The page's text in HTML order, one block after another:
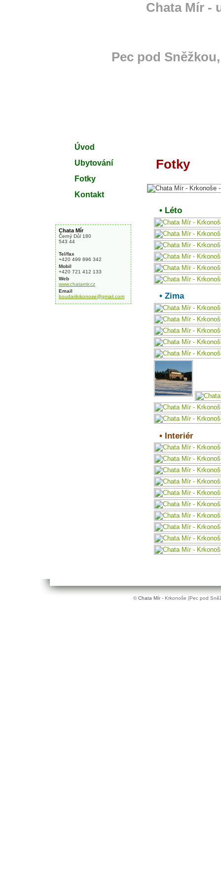
Chata Mír -
Pec pod
Úvod
Ubytování
Fotky
Kontakt
Chata Mír
Černý Důl 180
543 44
Tel/fax
+420 499 896 342
Mobil
+420 721 412 133
Web
www.chatamir.cz
Email
boudarikrkonose@gmail.com
Fotky
• Léto
• Zima
• Interiér
©Chata Mír- Krkonoše (Pec pod